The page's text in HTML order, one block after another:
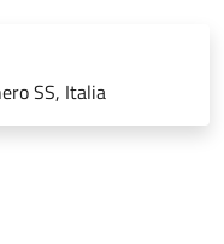
SS, Italia